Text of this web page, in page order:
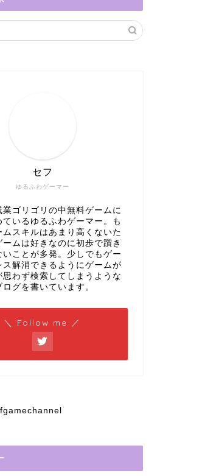
ゆるふわゲーマー
セフ
業ゴリゴリの中無料ゲームに
ているゆるふわゲーマー。も
ムスキルはあまり高くないた
ームは好きなのに初歩で躓き
いことが多発。少しでもゲー
ス解消できるようにゲームが
思わず検索してしまうような
グを書いています。
＼ Follow me ／